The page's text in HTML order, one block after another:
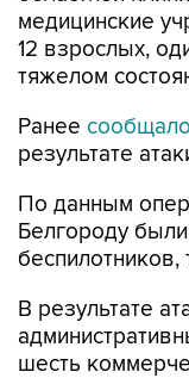
медицинские
12 взрослых,
тяжелом
Ранее
результате
По данным
Белгороду
В результате
шесть